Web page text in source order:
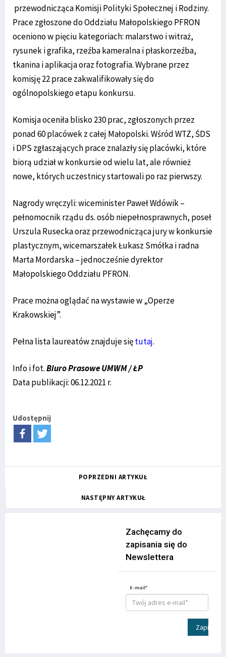
przewodnicząca Komisji Polityki Społecznej i Rodziny.
Prace zgłoszone do Oddziału Małopolskiego PFRON
oceniono w pięciu kategoriach: malarstwo i witraż,
rysunek i grafika, rzeźba kameralna i płaskorzeźba,
tkanina i aplikacja oraz fotografia. Wybrane przez
komisję 22 prace zakwalifikowały się do
ogólnopolskiego etapu konkursu.
Komisja oceniła blisko 230 prac, zgłoszonych przez
ponad 60 placówek z całej Małopolski. Wśród WTZ, ŚDS
i DPS zgłaszających prace znalazły się placówki, które
biorą udział w konkursie od wielu lat, ale również
nowe, których uczestnicy startowali po raz pierwszy.
Nagrody wręczyli: wiceminister Paweł Wdówik –
pełnomocnik rządu ds. osób niepełnosprawnych, poseł
Urszula Rusecka oraz przewodnicząca jury w konkursie
plastycznym, wicemarszałek Łukasz Smółka i radna
Marta Mordarska – jednocześnie dyrektor
Małopolskiego Oddziału PFRON.
Prace można oglądać na wystawie w „Operze
Krakowskiej”.
Pełna lista laureatów znajduje siętutaj.
Info i fot.Biuro Prasowe UMWM / ŁP
Data publikacji: 06.12.2021 r.
Udostępnij
POPRZEDNI ARTYKUŁ
NASTĘPNY ARTYKUŁ
Zachęcamy do
zapisania się do
Newslettera
E-mail*
Zapisz